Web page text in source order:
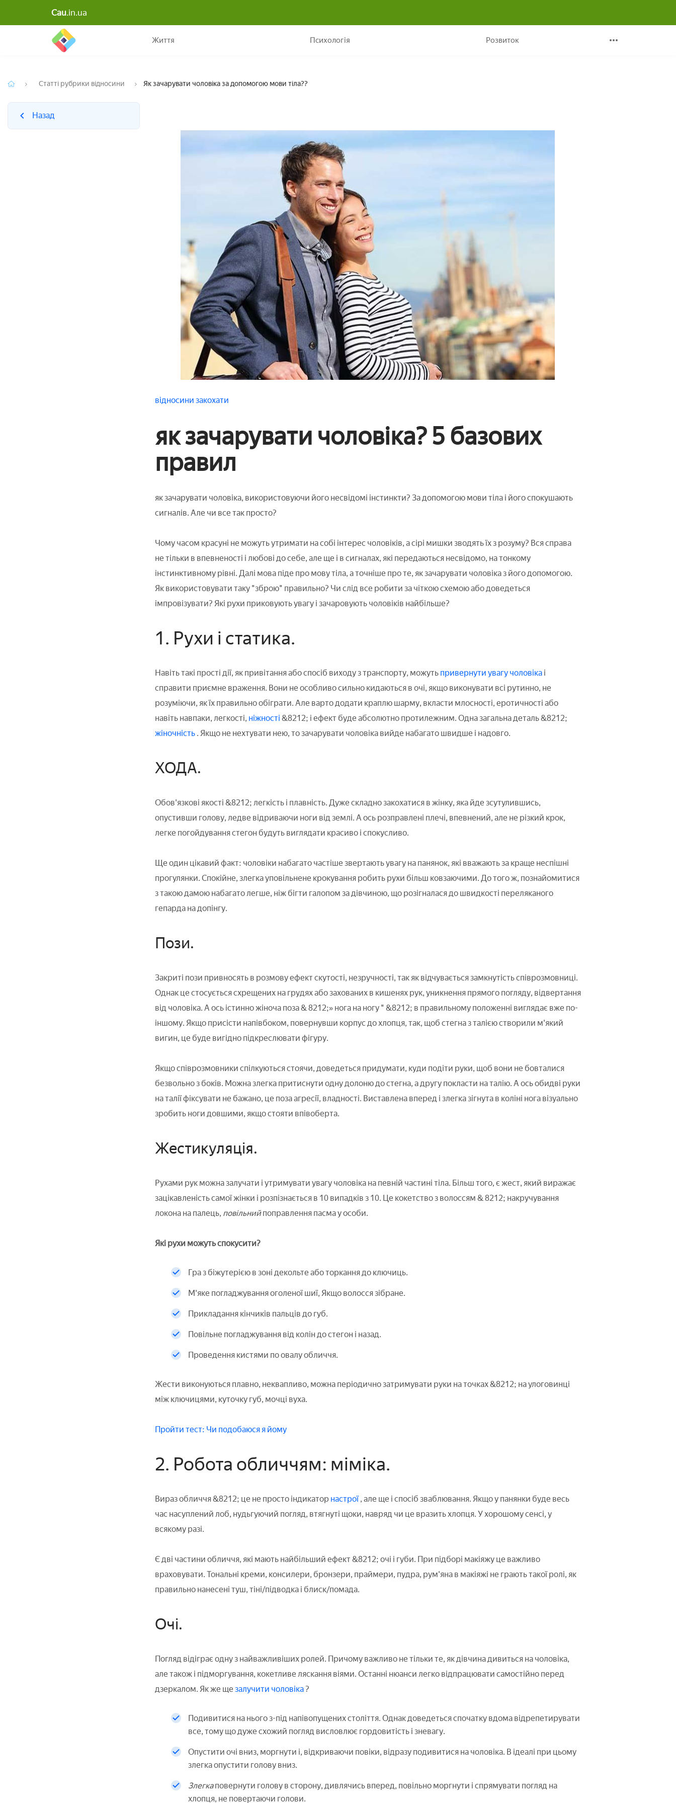
Cau.in.ua
Життя Психологія Розвиток
Назад
Статті рубрики відносини Як зачарувати чоловіка за допомогою мови тіла??
Назад
відносини закохати
як зачарувати чоловіка? 5 базових
правил
як зачарувати чоловіка, використовуючи його несвідомі інстинкти? За допомогою мови тіла і його спокушають
сигналів. Але чи все так просто?
Чому часом красуні не можуть утримати на собі інтерес чоловіків, а сірі мишки зводять їх з розуму? Вся справа
не тільки в впевненості і любові до себе, але ще і в сигналах, які передаються несвідомо, на тонкому
інстинктивному рівні. Далі мова піде про мову тіла, а точніше про те, як зачарувати чоловіка з його допомогою.
Як використовувати таку "зброю" правильно? Чи слід все робити за чіткою схемою або доведеться
імпровізувати? Які рухи приковують увагу і зачаровують чоловіків найбільше?
1. Рухи і статика.
Навіть такі прості дії, як привітання або спосіб виходу з транспорту, можутьпривернути увагу чоловіка і
справити приємне враження. Вони не особливо сильно кидаються в очі, якщо виконувати всі рутинно, не
розуміючи, як їх правильно обіграти. Але варто додати краплю шарму, вкласти млосності, еротичності або
навіть навпаки, легкості, ніжності &8212; і ефект буде абсолютно протилежним. Одна загальна деталь &8212;
жіночність . Якщо не нехтувати нею, то зачарувати чоловіка вийде набагато швидше і надовго.
ХОДА.
Обов'язкові якості &8212; легкість і плавність. Дуже складно закохатися в жінку, яка йде зсутулившись,
опустивши голову, ледве відриваючи ноги від землі. А ось розправлені плечі, впевнений, але не різкий крок,
легке погойдування стегон будуть виглядати красиво і спокусливо.
Ще один цікавий факт: чоловіки набагато частіше звертають увагу на панянок, які вважають за краще неспішні
прогулянки. Спокійне, злегка уповільнене крокування робить рухи більш ковзаючими. До того ж, познайомитися
з такою дамою набагато легше, ніж бігти галопом за дівчиною, що розігналася до швидкості переляканого
гепарда на допінгу.
Пози.
Закриті пози привносять в розмову ефект скутості, незручності, так як відчувається замкнутість співрозмовниці.
Однак це стосується схрещених на грудях або захованих в кишенях рук, уникнення прямого погляду, відвертання
від чоловіка. А ось істинно жіноча поза & 8212;» нога на ногу " &8212; в правильному положенні виглядає вже по-
іншому. Якщо присісти напівбоком, повернувши корпус до хлопця, так, щоб стегна з талією створили м'який
вигин, це буде вигідно підкреслювати фігуру.
Якщо співрозмовники спілкуються стоячи, доведеться придумати, куди подіти руки, щоб вони не бовталися
безвольно з боків. Можна злегка притиснути одну долоню до стегна, а другу покласти на талію. А ось обидві руки
на талії фіксувати не бажано, це поза агресії, владності. Виставлена вперед і злегка зігнута в коліні нога візуально
зробить ноги довшими, якщо стояти впівоберта.
Жестикуляція.
Рухами рук можна залучати і утримувати увагу чоловіка на певній частині тіла. Більш того, є жест, який виражає
зацікавленість самої жінки і розпізнається в 10 випадків з 10. Це кокетство з волоссям & 8212; накручування
локона на палець, повільнийпоправлення пасма у особи.
Які рухи можуть спокусити?
Гра з біжутерією в зоні декольте або торкання до ключиць.
М'яке погладжування оголеної шиї, Якщо волосся зібране.
Прикладання кінчиків пальців до губ.
Повільне погладжування від колін до стегон і назад.
Проведення кистями по овалу обличчя.
Жести виконуються плавно, неквапливо, можна періодично затримувати руки на точках &8212; на улоговинці
між ключицями, куточку губ, мочці вуха.
Пройти тест: Чи подобаюся я йому
2. Робота обличчям: міміка.
Вираз обличчя &8212; це не просто індикатор настрої , але ще і спосіб зваблювання. Якщо у панянки буде весь
час насуплений лоб, нудьгуючий погляд, втягнуті щоки, навряд чи це вразить хлопця. У хорошому сенсі, у
всякому разі.
Є дві частини обличчя, які мають найбільший ефект &8212; очі і губи. При підборі макіяжу це важливо
враховувати. Тональні креми, консилери, бронзери, праймери, пудра, рум'яна в макіяжі не грають такої ролі, як
правильно нанесені туш, тіні/підводка і блиск/помада.
Очі.
Погляд відіграє одну з найважливіших ролей. Причому важливо не тільки те, як дівчина дивиться на чоловіка,
але також і підморгування, кокетливе ляскання віями. Останні нюанси легко відпрацювати самостійно перед
дзеркалом. Як же ще залучити чоловіка ?
Подивитися на нього з-під напівопущених століття. Однак доведеться спочатку вдома відрепетирувати
все, тому що дуже схожий погляд висловлює гордовитість і зневагу.
Опустити очі вниз, моргнути і, відкриваючи повіки, відразу подивитися на чоловіка. В ідеалі при цьому
злегка опустити голову вниз.
Злегкаповернути голову в сторону, дивлячись вперед, повільно моргнути і спрямувати погляд на
хлопця, не повертаючи голови.